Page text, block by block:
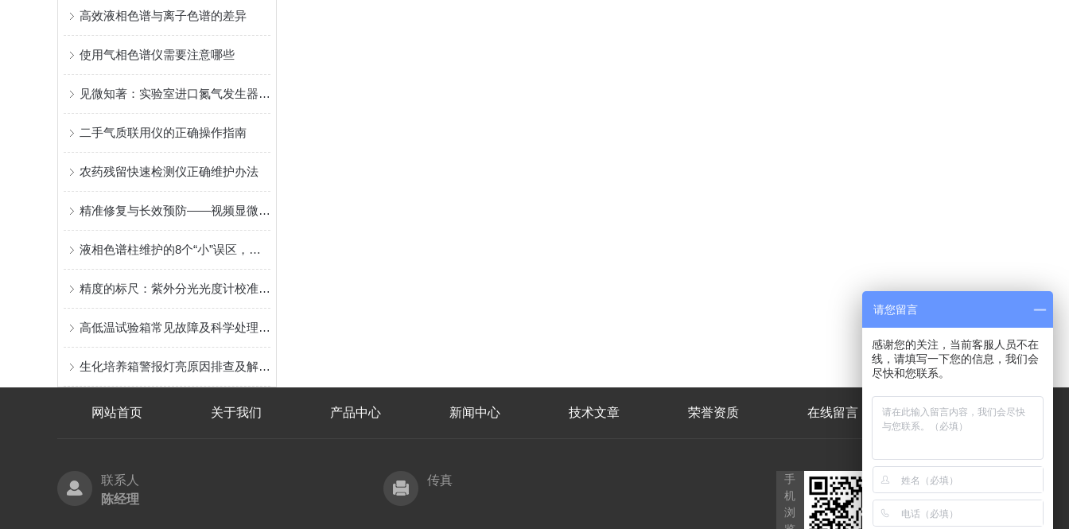
高效液相色谱与离子色谱的差异
使用气相色谱仪需要注意哪些
见微知著：实验室进口氮气发生器全流程自检方法
二手气质联用仪的正确操作指南
农药残留快速检测仪正确维护办法
精准修复与长效预防——视频显微镜前物片脱落问题全解析
液相色谱柱维护的8个“小”误区，避开这些少走弯路
精度的标尺：紫外分光光度计校准方法全解析
高低温试验箱常见故障及科学处理方法
生化培养箱警报灯亮原因排查及解决方法，保障实验安全稳定
网站首页 关于我们 产品中心 新闻中心 技术文章 荣誉资质 在线留言 联系我们
联系人
陈经理
传真
手
机
浏
公
众
号
二
请您留言
感谢您的关注，当前客服人员不在
线，请填写一下您的信息，我们会
尽快和您联系。